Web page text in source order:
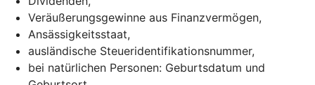
Veräußerungsgewinne aus Finanzvermögen,
Ansässigkeitsstaat,
ausländische Steueridentifikationsnummer,
bei natürlichen Personen: Geburtsdatum und